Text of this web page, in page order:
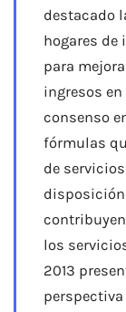
destacado
hogares
para
ingresos
consenso
fórmulas
de
disposición
los
2013